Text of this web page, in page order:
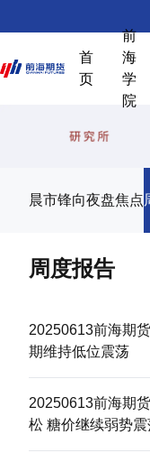
首
页
前
海
学
院
晨市锋向夜盘焦点
周度报告
20250613前海期
期维持低位震荡
20250613前海期
松 糖价继续弱势震